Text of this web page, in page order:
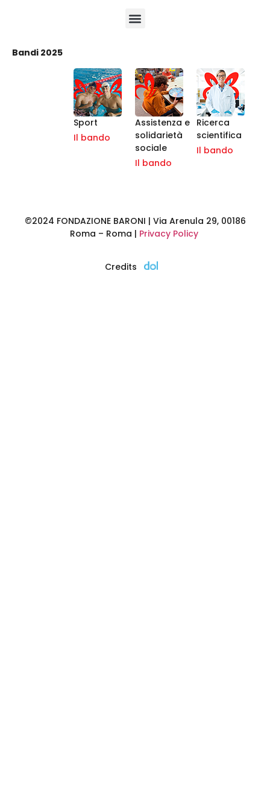
Bandi 2025
Sport
Il bando
Assistenza e
solidarietà
sociale
Il bando
Ricerca
scientifica
Il bando
©2024 FONDAZIONE BARONI | Via Arenula 29, 00186
Roma – Roma | Privacy Policy
Credits